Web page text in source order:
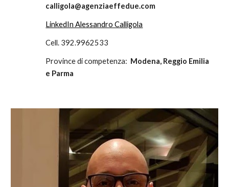
calligola@agenziaeffedue.com
LinkedIn Alessandro Calligola
Cell. 392.9962533
Province di competenza: Modena, Reggio Emilia
e Parma